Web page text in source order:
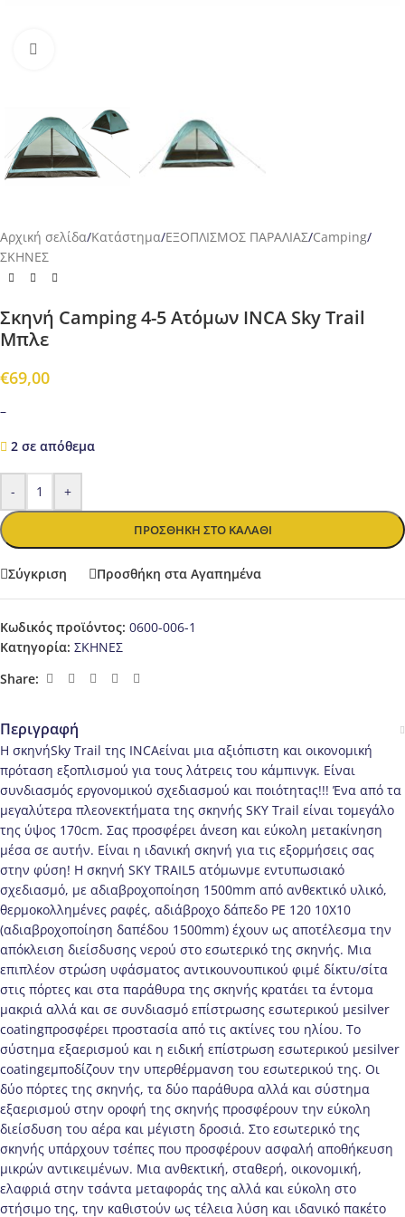
Αρχική σελίδα/Κατάστημα/ΕΞΟΠΛΙΣΜΟΣ ΠΑΡΑΛΙΑΣ/Camping/
ΣΚΗΝΕΣ
Σκηνή Camping 4-5 Ατόμων INCA Sky Trail
Μπλε
€69,00
–
2 σε απόθεμα
- +
ΠΡΟΣΘΉΚΗ ΣΤΟ ΚΑΛΆΘΙ
Σύγκριση Προσθήκη στα Αγαπημένα
Κωδικός προϊόντος: 0600-006-1
Κατηγορία: ΣΚΗΝΕΣ
Share:
Περιγραφή
Η σκηνήSky Trail της INCAείναι μια αξιόπιστη και οικονομική
πρόταση εξοπλισμού για τους λάτρεις του κάμπινγκ. Είναι
συνδιασμός εργονομικού σχεδιασμού και ποιότητας!!! Ένα από τα
μεγαλύτερα πλεονεκτήματα της σκηνής SKY Trail είναι τομεγάλο
της ύψος 170cm. Σας προσφέρει άνεση και εύκολη μετακίνηση
μέσα σε αυτήν. Είναι η ιδανική σκηνή για τις εξορμήσεις σας
στην φύση! Η σκηνή SKY TRAIL5 ατόμωνμε εντυπωσιακό
σχεδιασμό, με αδιαβροχοποίηση 1500mm από ανθεκτικό υλικό,
θερμοκολλημένες ραφές, αδιάβροχο δάπεδο PE 120 10X10
(αδιαβροχοποίηση δαπέδου 1500mm) έχουν ως αποτέλεσμα την
απόκλειση διείσδυσης νερού στο εσωτερικό της σκηνής. Μια
επιπλέον στρώση υφάσματος αντικουνουπικού φιμέ δίκτυ/σίτα
στις πόρτες και στα παράθυρα της σκηνής κρατάει τα έντομα
μακριά αλλά και σε συνδιασμό επίστρωσης εσωτερικού μεsilver
coatingπροσφέρει προστασία από τις ακτίνες του ηλίου. Το
σύστημα εξαερισμού και η ειδική επίστρωση εσωτερικού μεsilver
coatingεμποδίζουν την υπερθέρμανση του εσωτερικού της. Οι
δύο πόρτες της σκηνής, τα δύο παράθυρα αλλά και σύστημα
εξαερισμού στην οροφή της σκηνής προσφέρουν την εύκολη
διείσδυση του αέρα και μέγιστη δροσιά. Στο εσωτερικό της
σκηνής υπάρχουν τσέπες που προσφέρουν ασφαλή αποθήκευση
μικρών αντικειμένων. Μια ανθεκτική, σταθερή, οικονομική,
ελαφριά στην τσάντα μεταφοράς της αλλά και εύκολη στο
στήσιμο της, την καθιστούν ως τέλεια λύση και ιδανικό πακέτο